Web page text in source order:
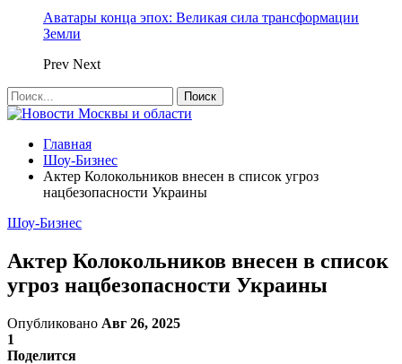
Аватары конца эпох: Великая сила трансформации
Земли
Prev Next
Главная
Шоу-Бизнес
Актер Колокольников внесен в список угроз
нацбезопасности Украины
Шоу-Бизнес
Актер Колокольников внесен в список
угроз нацбезопасности Украины
Опубликовано Авг 26, 2025
1
Поделится